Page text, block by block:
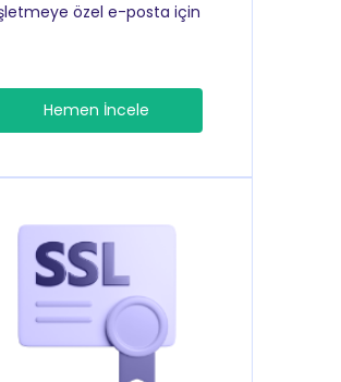
özel e-posta için
Hemen İncele